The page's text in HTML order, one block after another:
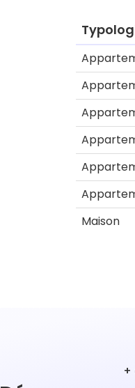
Maison
+